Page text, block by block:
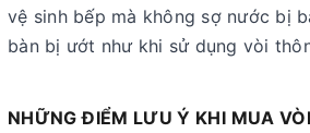
vệ sinh bếp mà không sợ nước bị
bàn bị ướt như khi sử dụng vòi
NHỮNG ĐIỂM LƯU Ý KHI MUA